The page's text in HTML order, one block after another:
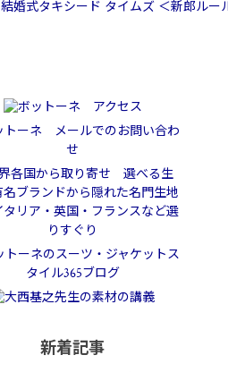
結婚式タキシード タイムズ ＜新郎ルー
新着記事